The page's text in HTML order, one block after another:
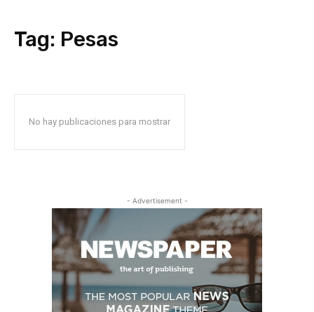
Tag: Pesas
No hay publicaciones para mostrar
- Advertisement -